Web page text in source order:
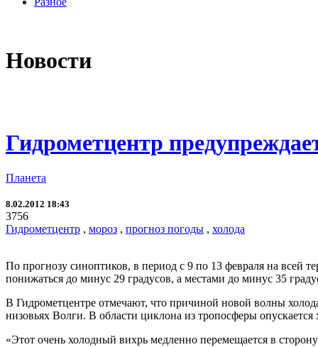
Новости
Гидрометцентр
Планета
8.02.2012 18:43
3756
Гидрометцентр , мороз , прогноз погоды , холода
По прогнозу синоптиков, в период с 9 по 13 февраля на всей
понижаться до минус 29 градусов, а местами до минус 35
В Гидрометцентре отмечают, что причиной новой волны
низовьях Волги. В области циклона из тропосферы опускается
«Этот очень холодный вихрь медленно перемещается в